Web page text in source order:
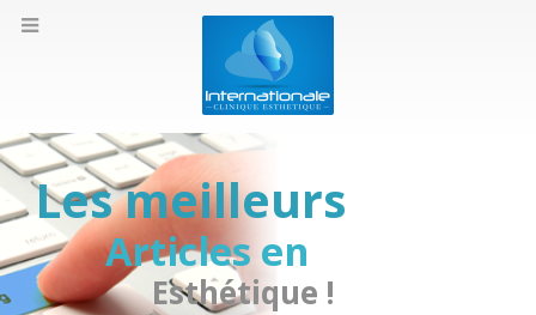
Les meilleurs
Articles en
Esthétique !